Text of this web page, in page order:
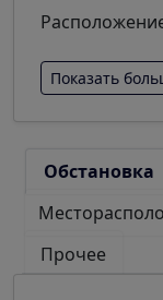
Показать
Обстановка
Прочее